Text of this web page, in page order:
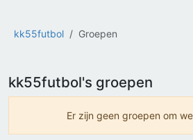
kk55futbol Groepen
kk55futbol's groepen
Er zijn geen groepen om